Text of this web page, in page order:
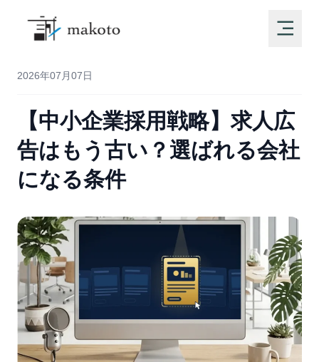
2026年07月07日
【中小企業採用戦略】求人広
告はもう古い？選ばれる会社
になる条件